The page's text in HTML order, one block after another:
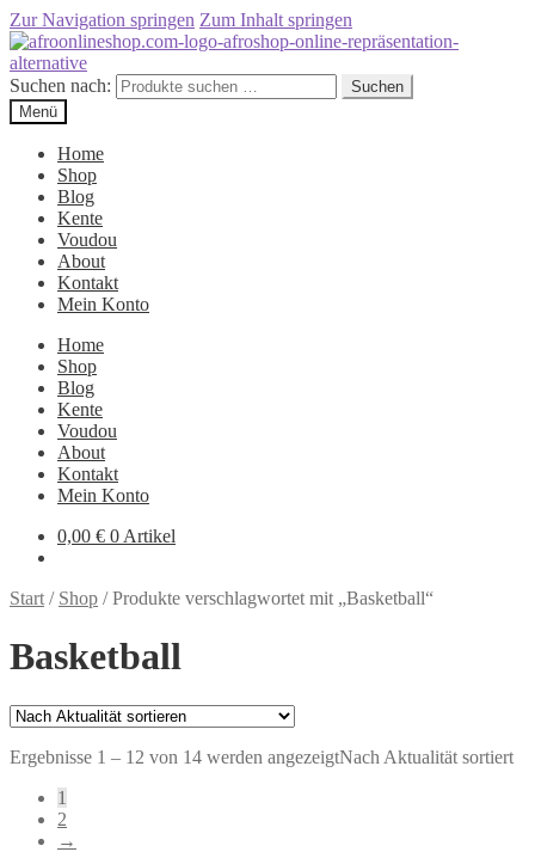
Zur Navigation springen Zum Inhalt springen
Suchen nach:
Suchen
Menü
Home
Shop
Blog
Kente
Voudou
About
Kontakt
Mein Konto
Home
Shop
Blog
Kente
Voudou
About
Kontakt
Mein Konto
0,00 € 0 Artikel
Start / Shop /Produkte verschlagwortet mit „Basketball“
Basketball
Ergebnisse 1 – 12 von 14 werden angezeigtNach Aktualität sortiert
1
2
→